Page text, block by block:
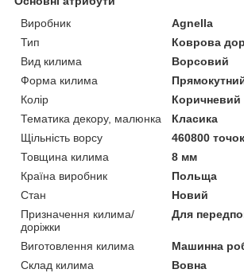
Виробник
Agnella
Тип
Коврова
Вид килима
Ворсовий
Форма килима
Колір
Коричневий
Тематика декору, малюнка
Класика
Щільність ворсу
460800
Товщина килима
8 мм
Країна виробник
Польща
Стан
Новий
Призначення килима/
доріжки
Для
Виготовлення килима
Машинна
Склад килима
Вовна